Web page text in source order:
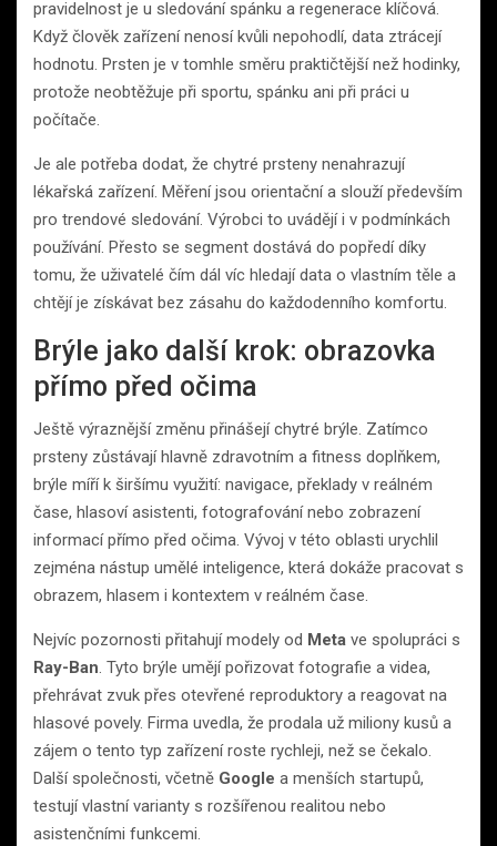
pravidelnost je u sledování spánku a regenerace klíčová.
Když člověk zařízení nenosí kvůli nepohodlí, data ztrácejí
hodnotu. Prsten je v tomhle směru praktičtější než hodinky,
protože neobtěžuje při sportu, spánku ani při práci u
počítače.
Je ale potřeba dodat, že chytré prsteny nenahrazují
lékařská zařízení. Měření jsou orientační a slouží především
pro trendové sledování. Výrobci to uvádějí i v podmínkách
používání. Přesto se segment dostává do popředí díky
tomu, že uživatelé čím dál víc hledají data o vlastním těle a
chtějí je získávat bez zásahu do každodenního komfortu.
Brýle jako další krok: obrazovka
přímo před očima
Ještě výraznější změnu přinášejí chytré brýle. Zatímco
prsteny zůstávají hlavně zdravotním a fitness doplňkem,
brýle míří k širšímu využití: navigace, překlady v reálném
čase, hlasoví asistenti, fotografování nebo zobrazení
informací přímo před očima. Vývoj v této oblasti urychlil
zejména nástup umělé inteligence, která dokáže pracovat s
obrazem, hlasem i kontextem v reálném čase.
Nejvíc pozornosti přitahují modely od Meta ve spolupráci s
Ray-Ban. Tyto brýle umějí pořizovat fotografie a videa,
přehrávat zvuk přes otevřené reproduktory a reagovat na
hlasové povely. Firma uvedla, že prodala už miliony kusů a
zájem o tento typ zařízení roste rychleji, než se čekalo.
Další společnosti, včetně Google a menších startupů,
testují vlastní varianty s rozšířenou realitou nebo
asistenčními funkcemi.